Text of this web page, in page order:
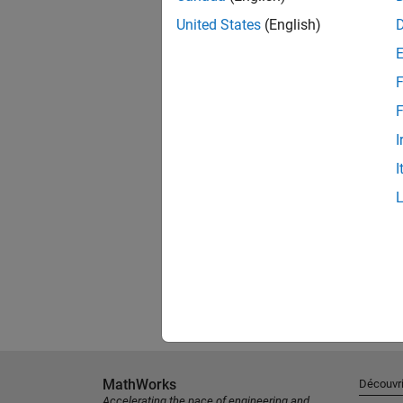
United States (English)
MathWorks